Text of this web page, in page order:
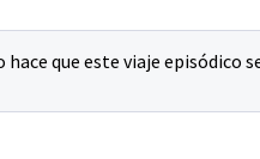
que este viaje episódico